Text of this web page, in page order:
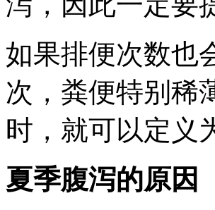
如果排便次数也
次，粪便特别稀
时，就可以定义
夏季腹泻的原因